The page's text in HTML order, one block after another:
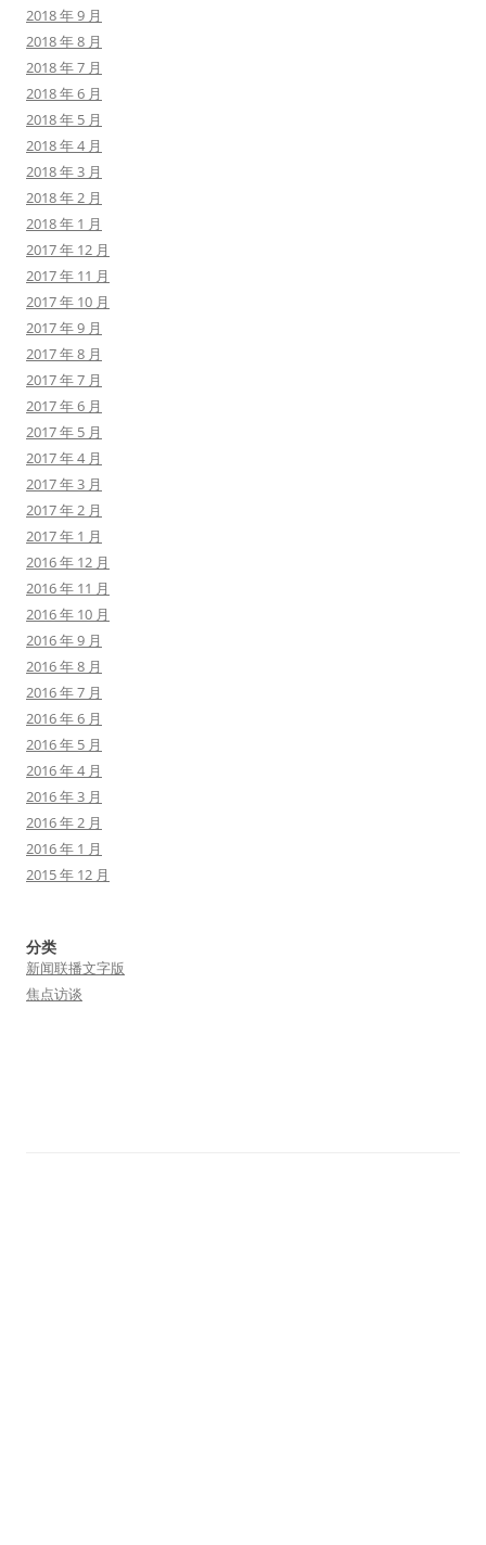
2018 年 9 月
2018 年 8 月
2018 年 7 月
2018 年 6 月
2018 年 5 月
2018 年 4 月
2018 年 3 月
2018 年 2 月
2018 年 1 月
2017 年 12 月
2017 年 11 月
2017 年 10 月
2017 年 9 月
2017 年 8 月
2017 年 7 月
2017 年 6 月
2017 年 5 月
2017 年 4 月
2017 年 3 月
2017 年 2 月
2017 年 1 月
2016 年 12 月
2016 年 11 月
2016 年 10 月
2016 年 9 月
2016 年 8 月
2016 年 7 月
2016 年 6 月
2016 年 5 月
2016 年 4 月
2016 年 3 月
2016 年 2 月
2016 年 1 月
2015 年 12 月
分类
新闻联播文字版
焦点访谈